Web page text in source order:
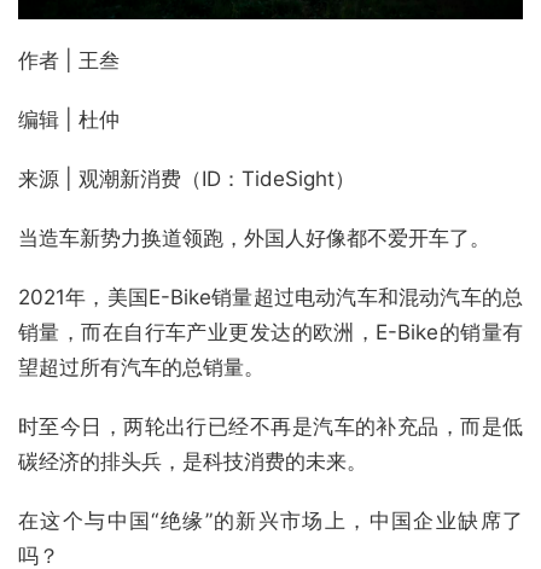
作者 | 王叁
编辑 | 杜仲
来源 | 观潮新消费（ID：TideSight）
当造车新势力换道领跑，外国人好像都不爱开车了。
2021年，美国E-Bike销量超过电动汽车和混动汽车的总
销量，而在自行车产业更发达的欧洲，E-Bike的销量有
望超过所有汽车的总销量。
时至今日，两轮出行已经不再是汽车的补充品，而是低
碳经济的排头兵，是科技消费的未来。
在这个与中国“绝缘”的新兴市场上，中国企业缺席了
吗？